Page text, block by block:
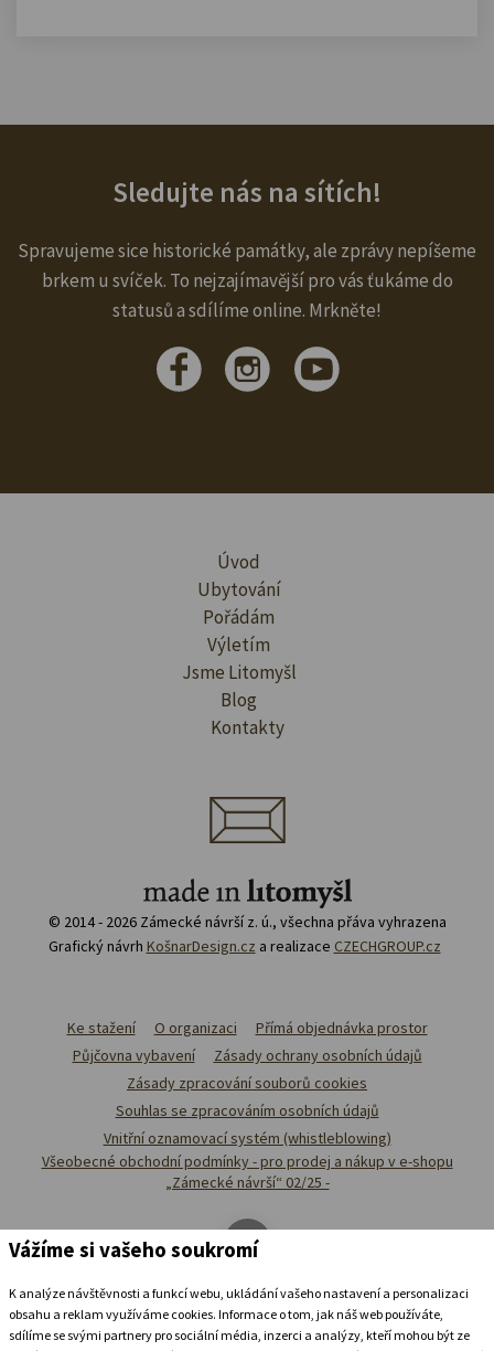
Sledujte nás na sítích!
Spravujeme sice historické památky, ale zprávy nepíšeme
brkem u svíček. To nejzajímavější pro vás ťukáme do
statusů a sdílíme online. Mrkněte!
Úvod
Ubytování
Pořádám
Výletím
Jsme Litomyšl
Blog
Kontakty
© 2014 - 2026 Zámecké návrší z. ú., všechna přáva vyhrazena
Grafický návrh KošnarDesign.cz a realizace CZECHGROUP.cz
Ke stažení O organizaci
Přímá objednávka prostor
Půjčovna vybavení
Zásady ochrany osobních údajů
Zásady zpracování souborů cookies
Souhlas se zpracováním osobních údajů
Vnitřní oznamovací systém (whistleblowing)
Všeobecné obchodní podmínky - pro prodej a nákup v e-shopu
„Zámecké návrší“ 02/25 -
Vážíme si vašeho soukromí
K analýze návštěvnosti a funkcí webu, ukládání vašeho nastavení a personalizaci
obsahu a reklam využíváme cookies. Informace o tom, jak náš web používáte,
sdílíme se svými partnery pro sociální média, inzerci a analýzy, kteří mohou být ze